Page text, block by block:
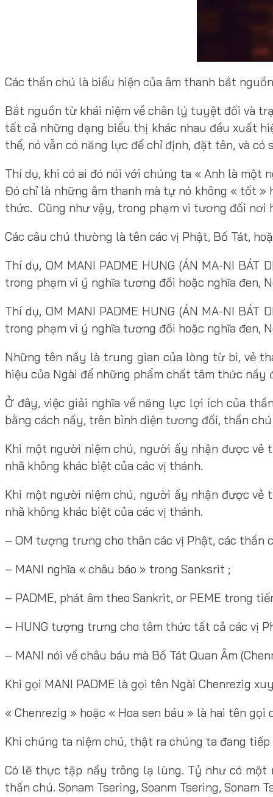
Các thần chú là biểu hiện của âm thanh bắt
Bắt nguồn từ khái niệm về chân lý tuyệt đối và
tất cả những dạng biểu thị khác nhau đều xuất
thể, nó vẫn có năng lực để chỉ định, đặt tên, và
Thí dụ, khi có ai đó nói với chúng ta « Anh là
Đó chỉ là những âm thanh mà tự nó không « tốt
thức. Cũng như vậy, trong phạm vi tương đối nơi
Các câu chú thường là tên các vị Phật, Bố Tát,
Thí dụ, OM MANI PADME HUNG (ÁN MA-NI
trong phạm vi ý nghĩa tương đối hoặc nghĩa đen,
Thí dụ, OM MANI PADME HUNG (ÁN MA-NI
trong phạm vi ý nghĩa tương đối hoặc nghĩa đen,
Những tên nầy là trung gian của lòng từ bi, vẻ
hiệu của Ngài để những phẩm chất tâm thức
Ở đây, việc giải nghĩa về năng lực lợi ích của
bằng cách nầy, trên bình diện tương đối, thần
Khi một người niệm chú, người ấy nhận được vẻ
nhã không khác biệt của các vị thánh.
Khi một người niệm chú, người ấy nhận được vẻ
nhã không khác biệt của các vị thánh.
– OM tượng trưng cho thân các vị Phật, các thần
– MANI nghĩa « châu báo » trong Sanksrit ;
– PADME, phát âm theo Sankrit, or PEME trong
– HUNG tượng trưng cho tâm thức tất cả các vị
– MANI nói về châu báu mà Bố Tát Quan Âm
Khi gọi MANI PADME là gọi tên Ngài Chenrezig
« Chenrezig » hoặc « Hoa sen báu » là hai tên gọi
Khi chúng ta niệm chú, thật ra chúng ta đang
Có lẽ thực tập nầy trông lạ lùng. Tỷ như có một
thần chú. Sonam Tsering, Soanm Tsering,